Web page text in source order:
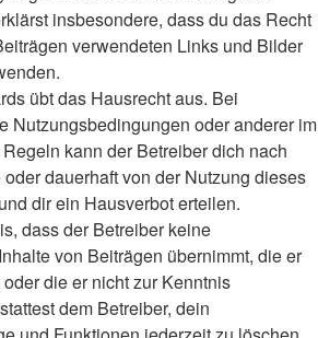
insbesondere, dass du das Recht
verwendeten Links und Bilder
übt das Hausrecht aus. Bei
Nutzungsbedingungen oder anderer im
kann der Betreiber dich nach
dauerhaft von der Nutzung dieses
dir ein Hausverbot erteilen.
dass der Betreiber keine
von Beiträgen übernimmt, die er
die er nicht zur Kenntnis
dem Betreiber, dein